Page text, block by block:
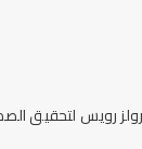
رويس لتحقيق الصمت